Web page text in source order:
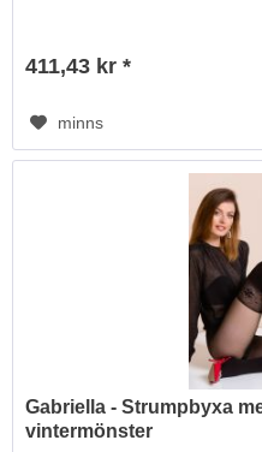
411,43 kr *
minns
Gabriella - Strumpbyxa
vintermönster